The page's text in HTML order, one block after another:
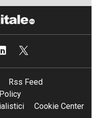
Rss Feed
Cookie Center